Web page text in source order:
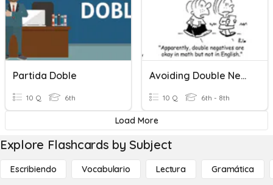
Partida Doble
10 Q 6th
Avoiding Double Negatives
10 Q 6th - 8th
Load More
Explore Flashcards by Subject
Escribiendo Vocabulario Lectura Gramática